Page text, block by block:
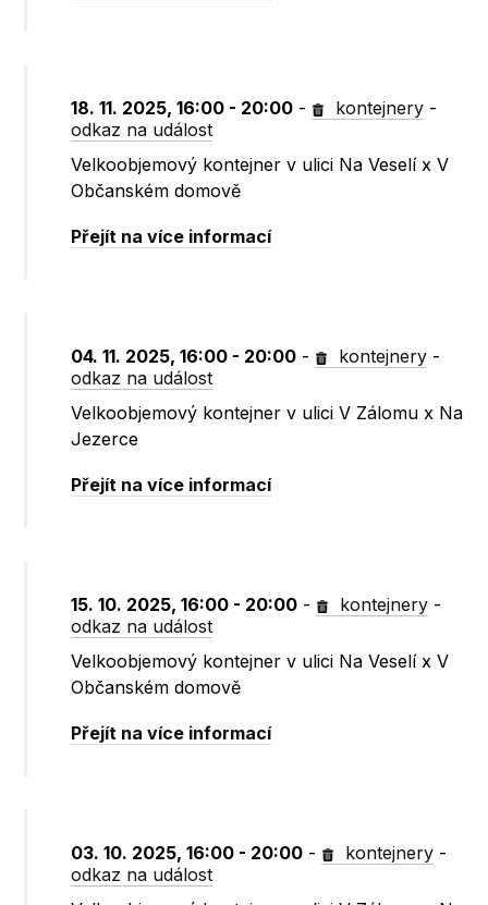
18. 11. 2025, 16:00 - 20:00 - kontejnery -
odkaz na událost
Velkoobjemový kontejner v ulici Na Veselí x V
Občanském domově
Přejít na více informací
04. 11. 2025, 16:00 - 20:00 - kontejnery -
odkaz na událost
Velkoobjemový kontejner v ulici V Zálomu x Na
Jezerce
Přejít na více informací
15. 10. 2025, 16:00 - 20:00 - kontejnery -
odkaz na událost
Velkoobjemový kontejner v ulici Na Veselí x V
Občanském domově
Přejít na více informací
03. 10. 2025, 16:00 - 20:00 - kontejnery -
odkaz na událost